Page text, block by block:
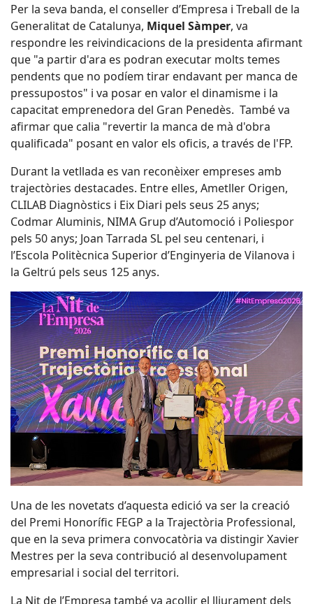
Per la seva banda, el conseller d’Empresa i Treball de la
Generalitat de Catalunya, Miquel Sàmper, va
respondre les reivindicacions de la presidenta afirmant
que "a partir d'ara es podran executar molts temes
pendents que no podíem tirar endavant per manca de
pressupostos" i va posar en valor el dinamisme i la
capacitat emprenedora del Gran Penedès. També va
afirmar que calia "revertir la manca de mà d'obra
qualificada" posant en valor els oficis, a través de l'FP.
Durant la vetllada es van reconèixer empreses amb
trajectòries destacades. Entre elles, Ametller Origen,
CLILAB Diagnòstics i Eix Diari pels seus 25 anys;
Codmar Aluminis, NIMA Grup d’Automoció i Poliespor
pels 50 anys; Joan Tarrada SL pel seu centenari, i
l’Escola Politècnica Superior d’Enginyeria de Vilanova i
la Geltrú pels seus 125 anys.
Una de les novetats d’aquesta edició va ser la creació
del Premi Honorífic FEGP a la Trajectòria Professional,
que en la seva primera convocatòria va distingir Xavier
Mestres per la seva contribució al desenvolupament
empresarial i social del territori.
La Nit de l’Empresa també va acollir el lliurament dels